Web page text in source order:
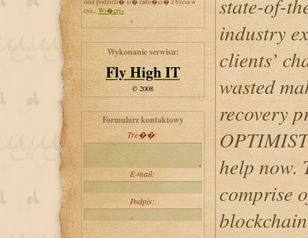
cys...Wi�cej»
Wykonanie serwisu:
Fly High IT
© 2008
Formularz kontaktowy
Tre��:
E-mail:
Podpis:
state-of-
industry
clients’
wasted
recovery
help now.
comprise